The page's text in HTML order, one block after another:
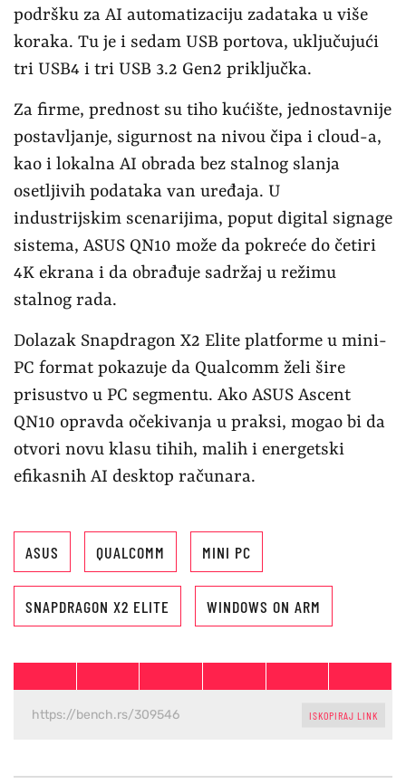
podršku za AI automatizaciju zadataka u više
koraka. Tu je i sedam USB portova, uključujući
tri USB4 i tri USB 3.2 Gen2 priključka.
Za firme, prednost su tiho kućište, jednostavnije
postavljanje, sigurnost na nivou čipa i cloud-a,
kao i lokalna AI obrada bez stalnog slanja
osetljivih podataka van uređaja. U
industrijskim scenarijima, poput digital signage
sistema, ASUS QN10 može da pokreće do četiri
4K ekrana i da obrađuje sadržaj u režimu
stalnog rada.
Dolazak Snapdragon X2 Elite platforme u mini-
PC format pokazuje da Qualcomm želi šire
prisustvo u PC segmentu. Ako ASUS Ascent
QN10 opravda očekivanja u praksi, mogao bi da
otvori novu klasu tihih, malih i energetski
efikasnih AI desktop računara.
ASUS QUALCOMM MINI PC
SNAPDRAGON X2 ELITE WINDOWS ON ARM
ISKOPIRAJ LINK